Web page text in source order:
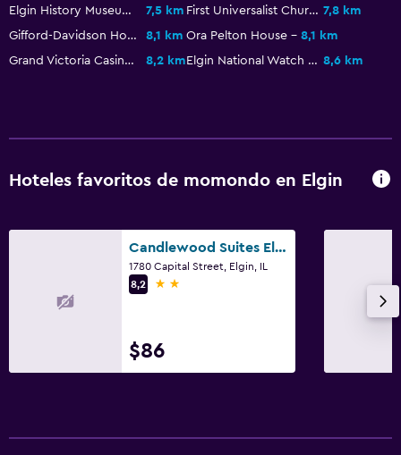
Sistema de entretenimiento
TV por cable o vía satélite
TV
Fax/fotocopiadora
Escritorio
Piscina climatizada
Estacionamiento gratuito
Parrilla
Elgin History Museum
7,5 km First Universalist Church 7,8 km
Gifford-Davidson House
8,1 km Ora Pelton House
8,1 km
Grand Victoria Casino
8,2 km Elgin National Watch Company Observatory 8,6 km
Hoteles favoritos de momondo en Elgin
Candlewood Suites Elgin Nw-Chicago By IHG
1780 Capital Street, Elgin, IL
8,2
2 estrellas
$86